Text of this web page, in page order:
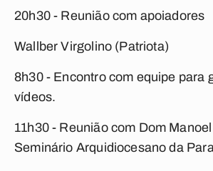
20h30 - Reunião com apoiadores
Wallber Virgolino (Patriota)
8h30 - Encontro com equipe para
vídeos.
11h30 - Reunião com Dom
Seminário Arquidiocesano da